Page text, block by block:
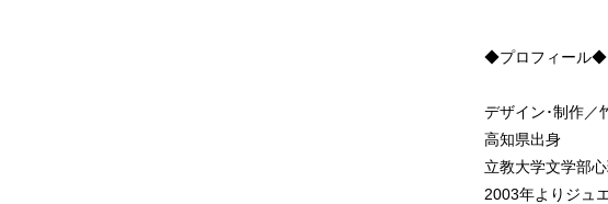
◆プロフィール◆
デザイン･制作／
高知県出身
立教大学文学部心
2003年よりジュ